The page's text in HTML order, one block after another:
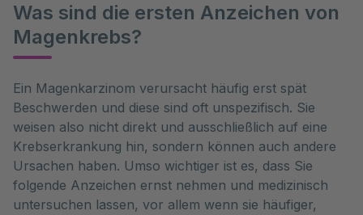
Was sind die ersten Anzeichen von
Magenkrebs?
Ein Magenkarzinom verursacht häufig erst spät
Beschwerden und diese sind oft unspezifisch. Sie
weisen also nicht direkt und ausschließlich auf eine
Krebserkrankung hin, sondern können auch andere
Ursachen haben. Umso wichtiger ist es, dass Sie
folgende Anzeichen ernst nehmen und medizinisch
untersuchen lassen, vor allem wenn sie häufiger,